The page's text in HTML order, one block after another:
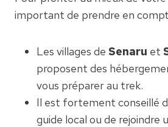
important de prendre en
Les villages de Senaru et
proposent des
vous préparer au trek.
Il est fortement conseillé
guide local ou de rejoindre